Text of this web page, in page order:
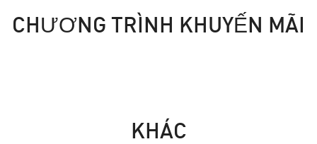
CHƯƠNG TRÌNH KHUYẾN MÃI
KHÁC